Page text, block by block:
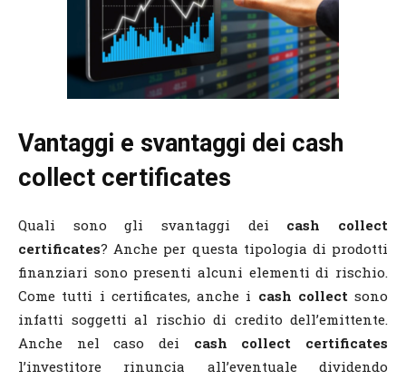
Vantaggi e svantaggi dei cash
collect certificates
Quali sono gli svantaggi dei cash collect
certificates? Anche per questa tipologia di prodotti
finanziari sono presenti alcuni elementi di rischio.
Come tutti i certificates, anche i cash collect sono
infatti soggetti al rischio di credito dell’emittente.
Anche nel caso dei cash collect certificates
l’investitore rinuncia all’eventuale dividendo